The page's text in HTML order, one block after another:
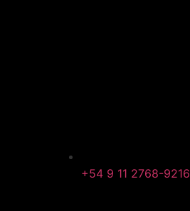
+54 9 11 2768-9216